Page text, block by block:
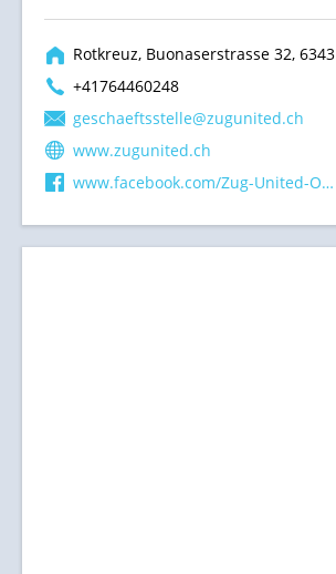
Rotkreuz, Buonaserstrasse 32, 6343
+41764460248
geschaeftsstelle@zugunited.ch
www.zugunited.ch
www.facebook.com/Zug-United-Official-177843738948058/